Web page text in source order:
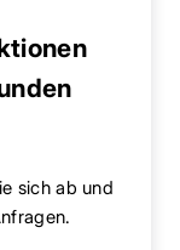
sich ab und